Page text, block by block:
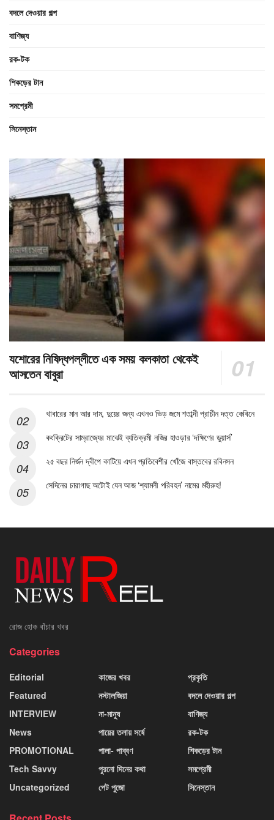
বদলে দেওয়ার গল্প
বাণিজ্য
রক-টক
শিকড়ের টান
সমপ্রেমী
সিনেস্তান
যশোরের নিষিদ্ধপল্লীতে এক সময় কলকাতা থেকেই
আসতেন বাবুরা
খাবারের মান আর দাম, দুয়ের জন্য এখনও ভিড় জমে শতাব্দী প্রাচীন দত্ত কেবিনে
কংক্রিটের সাম্রাজ্যের মাঝেই ব্যতিক্রমী নজির হাওড়ার ‘দক্ষিণের ডুয়ার্স’
২৫ বছর নির্জন দ্বীপে কাটিয়ে এখন প্রতিবেশীর খোঁজে বাস্তবের রবিনসন
সেদিনের চারাগাছ অটোই যেন আজ ‘শ্যামলী পরিবহন’ নামের মহীরুহ!
রোজ হোক বাঁচার খবর
Categories
Editorial
Featured
INTERVIEW
News
PROMOTIONAL
Tech Savvy
Uncategorized
কাজের খবর
নস্টালজিয়া
না-মানুষ
পায়ের তলায় সর্ষে
পালা- পাব্বণ
পুরনো দিনের কথা
পেট পুজো
প্রকৃতি
বদলে দেওয়ার গল্প
বাণিজ্য
রক-টক
শিকড়ের টান
সমপ্রেমী
সিনেস্তান